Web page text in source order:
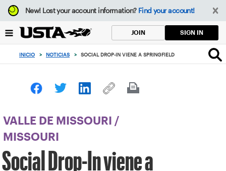
Enfoque
desde
botón
volver
principio
New!Lost your account information? Find your account!
JOIN SIGN IN
INICIO > NOTICIAS > SOCIAL DROP-IN VIENE A SPRINGFIELD
VALLE DE MISSOURI
/
MISSOURI
Social Drop-In viene a